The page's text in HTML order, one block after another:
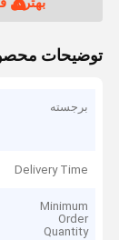
توضیحات
برجسته
Delivery Time
Minimum
Order
Quantity